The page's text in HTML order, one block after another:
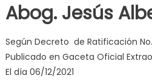
milf,
de
pono
doido ,
Abog. Jesús
Según Decreto de Ratificación No.
Publicado en Gaceta Oficial
El día 06/12/2021